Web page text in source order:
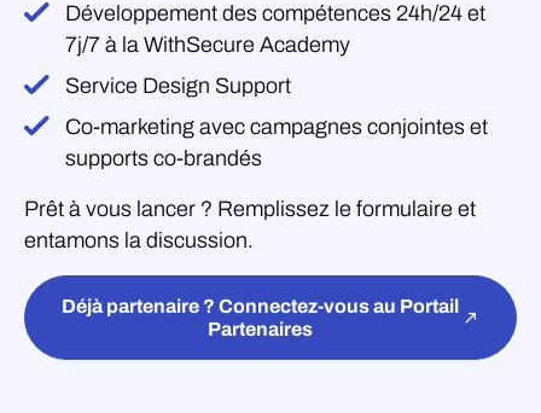
Développement des compétences 24h/24 et
7j/7 à la WithSecure Academy
Service Design Support
Co-marketing avec campagnes conjointes et
supports co-brandés
Prêt à vous lancer ? Remplissez le formulaire et
entamons la discussion.
Déjà partenaire ? Connectez-vous au Portail
Partenaires